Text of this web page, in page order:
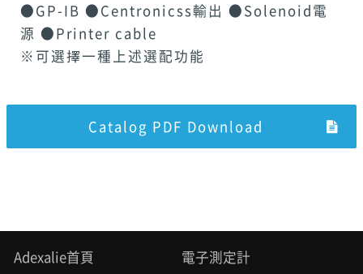
●GP-IB ●Centronicss輸出 ●Solenoid電
源 ●Printer cable
※可選擇一種上述選配功能
Catalog PDF Download
Adexalie首頁 電子測定計